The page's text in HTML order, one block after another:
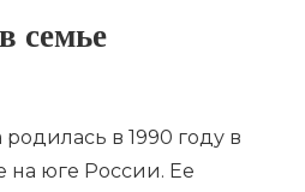
семье
в 1990 году в
на юге России. Ее